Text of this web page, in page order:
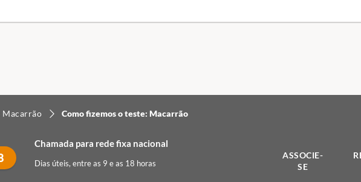
Macarrão Como fizemos o teste: Macarrão
Chamada para rede fixa nacional
Dias úteis, entre as 9 e as 18 horas
ASSOCIE-
SE